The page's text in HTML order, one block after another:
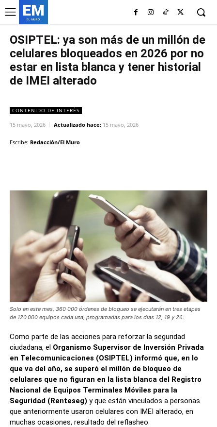
EM
EL MURO
OSIPTEL: ya son más de un millón de
celulares bloqueados en 2026 por no
estar en lista blanca y tener historial
de IMEI alterado
CONTENIDO DE INTERÉS
15 mayo, 2026 Actualizado hace: 15 mayo, 2026
Escribe: Redacción/El Muro
Solo en este mes, 360 000 órdenes de bloqueo se ejecutarán en tres etapas
de 120 000 equipos cada una, programadas para los días 12, 19 y 26.
Como parte de las acciones para reforzar la seguridad
ciudadana, el Organismo Supervisor de Inversión Privada
en Telecomunicaciones (OSIPTEL) informó que, en lo
que va del año, se superó el millón de bloqueo de
celulares que no figuran en la lista blanca del Registro
Nacional de Equipos Terminales Móviles para la
Seguridad (Renteseg) y que están vinculados a personas
que anteriormente usaron celulares con IMEI alterado, en
muchas ocasiones, resultado del reflasheo.